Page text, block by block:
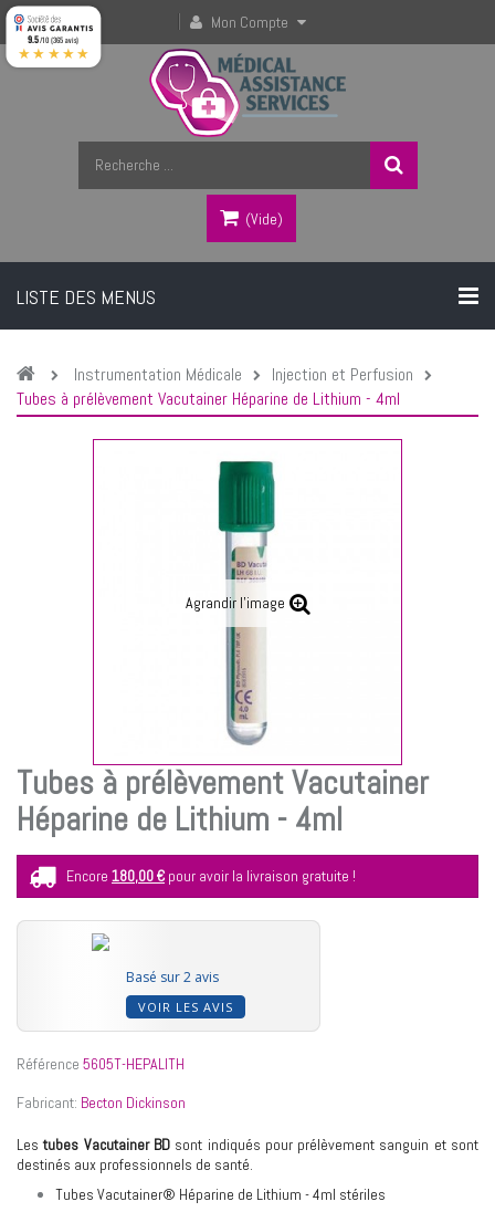
Mon Compte
(vide)
LISTE DES MENUS
Instrumentation Médicale
Injection et Perfusion
Tubes à prélèvement Vacutainer Héparine de Lithium - 4ml
Agrandir l'image
Tubes à prélèvement Vacutainer
Héparine de Lithium - 4ml
Encore 180,00 € pour avoir la livraison gratuite !
Basé sur 2 avis
VOIR LES AVIS
Référence 5605T-HEPALITH
Fabricant: Becton Dickinson
Lestubes Vacutainer BDsont indiqués pour prélèvement sanguin et sont
destinés aux professionnels de santé.
Tubes Vacutainer® Héparine de Lithium - 4ml stériles
9.5/10 (365 avis)
★★★★★